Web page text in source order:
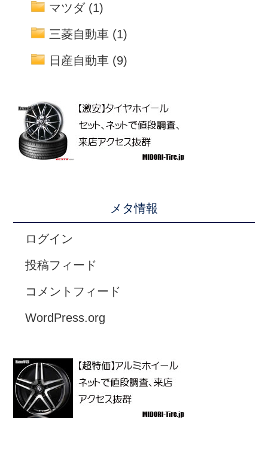
マツダ(1)
三菱自動車 (1)
日産自動車 (9)
メタ情報
ログイン
投稿フィード
コメントフィード
WordPress.org